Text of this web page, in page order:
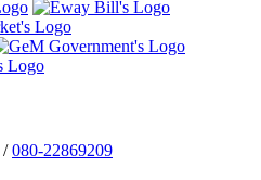
/080-22869209